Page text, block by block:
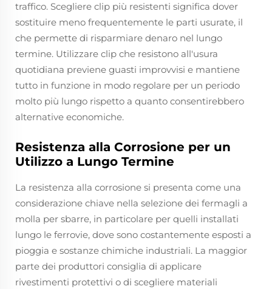
traffico. Scegliere clip più resistenti significa dover
sostituire meno frequentemente le parti usurate, il
che permette di risparmiare denaro nel lungo
termine. Utilizzare clip che resistono all'usura
quotidiana previene guasti improvvisi e mantiene
tutto in funzione in modo regolare per un periodo
molto più lungo rispetto a quanto consentirebbero
alternative economiche.
Resistenza alla Corrosione per un
Utilizzo a Lungo Termine
La resistenza alla corrosione si presenta come una
considerazione chiave nella selezione dei fermagli a
molla per sbarre, in particolare per quelli installati
lungo le ferrovie, dove sono costantemente esposti a
pioggia e sostanze chimiche industriali. La maggior
parte dei produttori consiglia di applicare
rivestimenti protettivi o di scegliere materiali